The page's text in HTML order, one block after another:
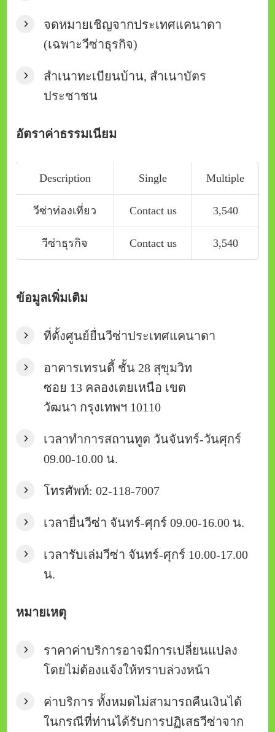
จดหมายเชิญจากประเทศแคนาดา
(เฉพาะวีซ่าธุรกิจ)
สำเนาทะเบียนบ้าน, สำเนาบัตร
ประชาชน
อัตราค่าธรรมเนียม
Description Single Multiple
วีซ่าท่องเที่ยว Contact us 3,540
วีซ่าธุรกิจ Contact us 3,540
ข้อมูลเพิ่มเติม
ที่ตั้งศูนย์ยื่นวีซ่าประเทศแคนาดา
อาคารเทรนดี้ ชั้น 28 สุขุมวิท
ซอย 13 คลองเตยเหนือ เขต
วัฒนา กรุงเทพฯ 10110
เวลาทำการสถานทูต วันจันทร์-วันศุกร์
09.00-10.00 น.
โทรศัพท์: 02-118-7007
เวลายื่นวีซ่า จันทร์-ศุกร์ 09.00-16.00 น.
เวลารับเล่มวีซ่า จันทร์-ศุกร์ 10.00-17.00
น.
หมายเหตุ
ราคาค่าบริการอาจมีการเปลี่ยนแปลง
โดยไม่ต้องแจ้งให้ทราบล่วงหน้า
ค่าบริการ ทั้งหมดไม่สามารถคืนเงินได้
ในกรณีที่ท่านได้รับการปฏิเสธวีซ่าจาก